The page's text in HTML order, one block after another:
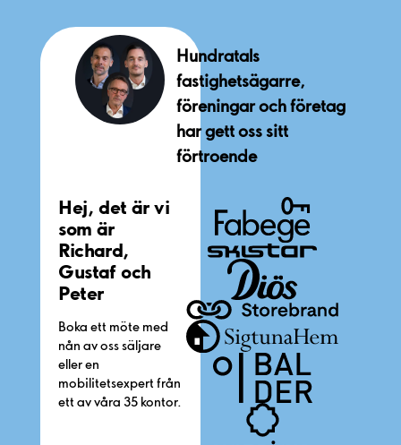
Hej, det är vi
som är
Richard,
Gustaf och
Peter
Boka ett möte med
nån av oss säljare
eller en
mobilitetsexpert från
ett av våra 35 kontor.
Hundratals
fastighetsägarre,
föreningar och företag
har gett oss sitt
förtroende